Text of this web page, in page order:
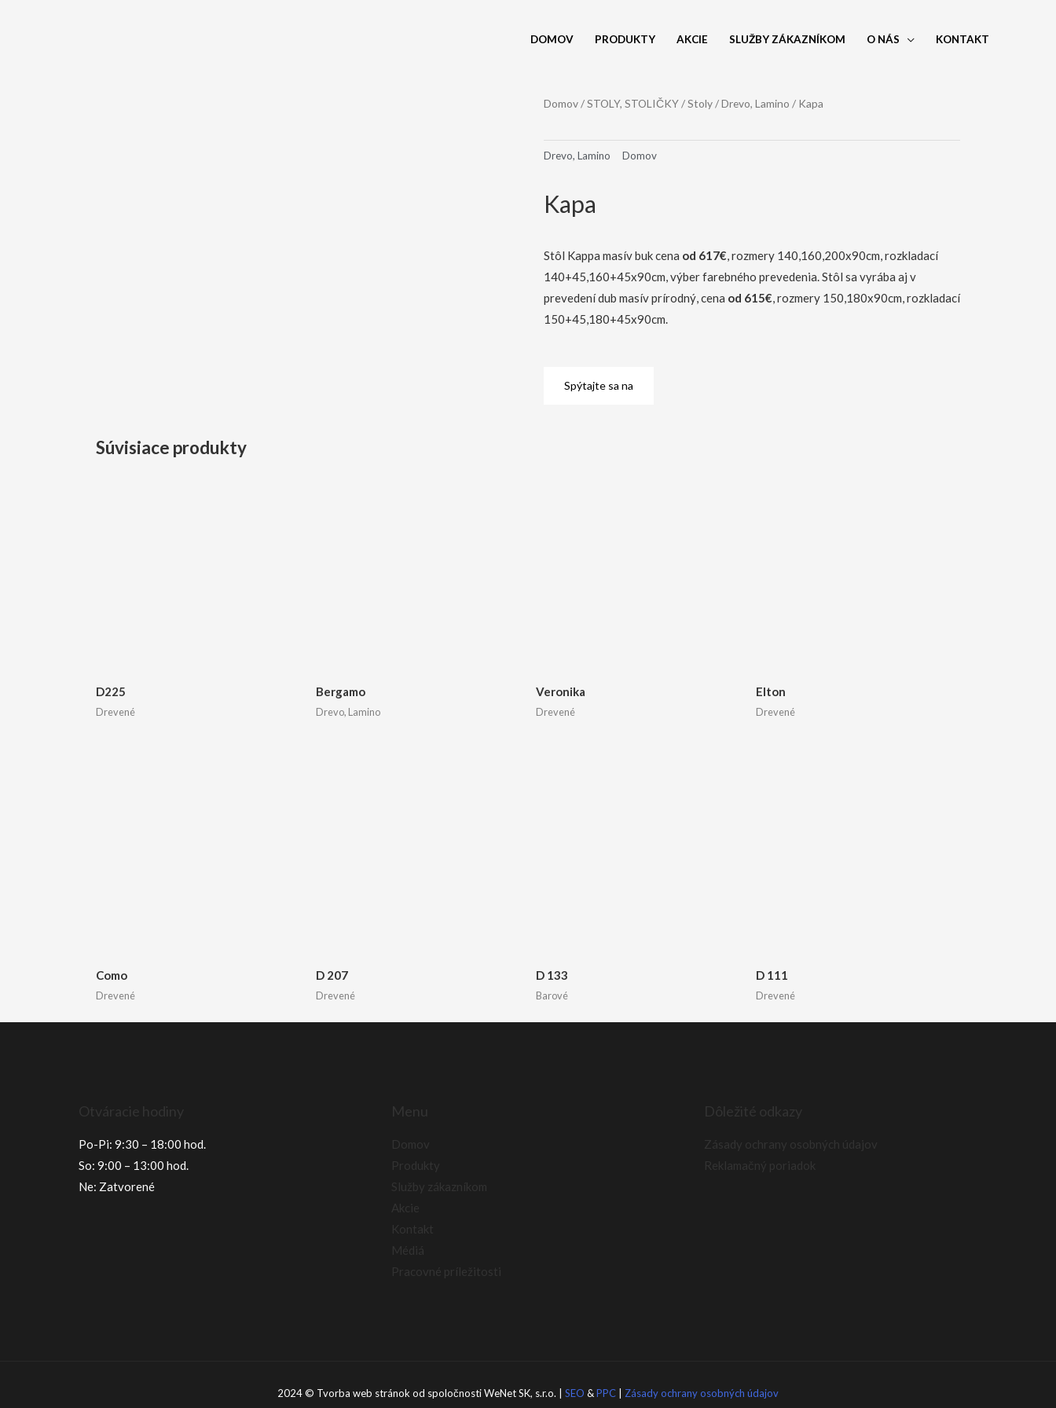
DOMOV PRODUKTY AKCIE SLUŽBY ZÁKAZNÍKOM O NÁS KONTAKT
Domov/STOLY, STOLIČKY/Stoly/Drevo, Lamino / Kapa
Drevo, Lamino Domov
Kapa
Stôl Kappa masív buk cena od 617€, rozmery 140,160,200x90cm, rozkladací
140+45,160+45x90cm, výber farebného prevedenia. Stôl sa vyrába aj v
prevedení dub masív prírodný, cena od 615€, rozmery 150,180x90cm, rozkladací
150+45,180+45x90cm.
Spýtajte sa na
Súvisiace produkty
D225
Drevené
Bergamo
Drevo, Lamino
Veronika
Drevené
Elton
Drevené
Como
Drevené
D 207
Drevené
D 133
Barové
D 111
Drevené
Otváracie hodiny
Po-Pi: 9:30 – 18:00 hod.
So: 9:00 – 13:00 hod.
Ne: Zatvorené
Menu
Domov
Produkty
Služby zákazníkom
Akcie
Kontakt
Médiá
Pracovné príležitosti
Dôležité odkazy
Zásady ochrany osobných údajov
Reklamačný poriadok
2024 © Tvorba web stránok od spoločnosti WeNet SK, s.r.o. | SEO &PPC | Zásady ochrany osobných údajov